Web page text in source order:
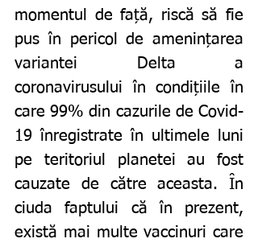
momentul de față, riscă să fie
pus în pericol de amenințarea
variantei Delta a
coronavirusului în condițiile în
care 99% din cazurile de Covid-
19 înregistrate în ultimele luni
pe teritoriul planetei au fost
cauzate de către aceasta. În
ciuda faptului că în prezent,
există mai multe vaccinuri care